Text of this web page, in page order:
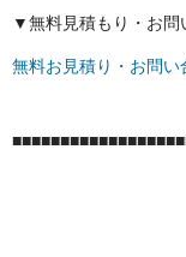
▼無料見積もり・お問
無料お見積り・お問い